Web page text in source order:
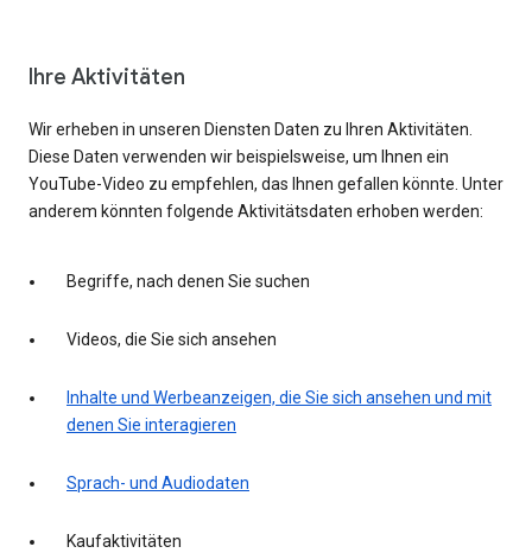
Ihre Aktivitäten
Wir erheben in unseren Diensten Daten zu Ihren Aktivitäten.
Diese Daten verwenden wir beispielsweise, um Ihnen ein
YouTube-Video zu empfehlen, das Ihnen gefallen könnte. Unter
anderem könnten folgende Aktivitätsdaten erhoben werden:
Begriffe, nach denen Sie suchen
Videos, die Sie sich ansehen
Inhalte und Werbeanzeigen, die Sie sich ansehen und mit
denen Sie interagieren
Sprach- und Audiodaten
Kaufaktivitäten